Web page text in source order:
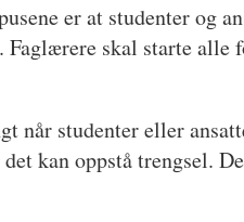
er at studenter og
skal starte
når studenter eller
kan oppstå trengsel.